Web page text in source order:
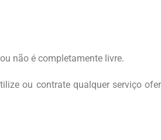
não é completamente livre.
ou contrate qualquer serviço